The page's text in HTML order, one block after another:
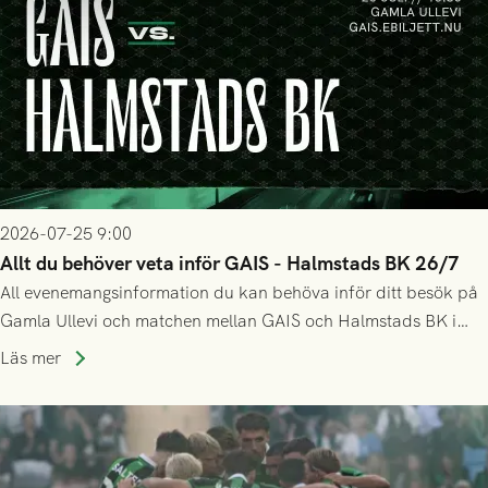
2026-07-25 9:00
Allt du behöver veta inför GAIS - Halmstads BK 26/7
All evenemangsinformation du kan behöva inför ditt besök på
Gamla Ullevi och matchen mellan GAIS och Halmstads BK i
Allsvenskan! Avspark kl 16.30 på söndag 26/7.
Läs mer